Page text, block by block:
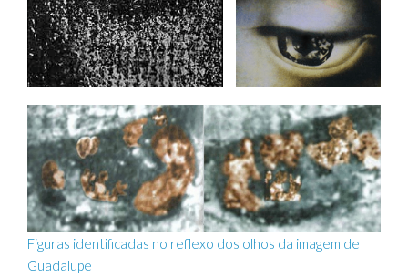
Figuras identificadas no reflexo dos olhos da imagem de
Guadalupe